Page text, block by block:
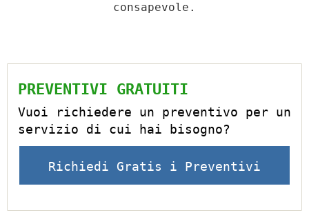
consapevole.
PREVENTIVI GRATUITI
Vuoi richiedere un preventivo per un
servizio di cui hai bisogno?
Richiedi Gratis i Preventivi